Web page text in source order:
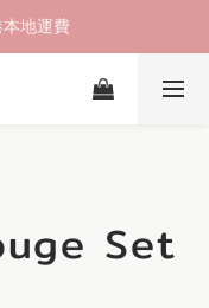
地運費
Set